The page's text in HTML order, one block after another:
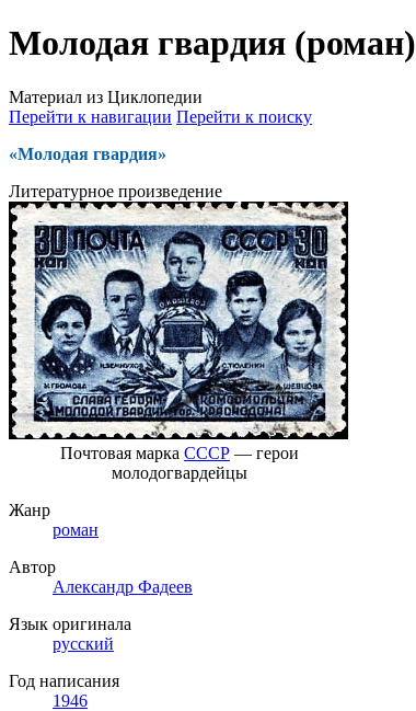
Молодая гвардия (роман)
Материал из Циклопедии
Перейти к навигации Перейти к поиску
«Молодая гвардия»
Литературное произведение
Почтовая марка СССР — герои
молодогвардейцы
Жанр
роман
Автор
Александр Фадеев
Язык оригинала
русский
Год написания
1946